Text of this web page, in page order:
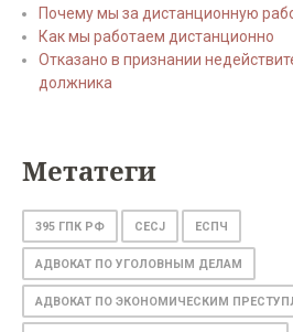
Почему мы за дистанционную
Как мы работаем дистанционно
Отказано в признании
должника
Метатеги
395 ГПК РФ CECJ ЕСПЧ
АДВОКАТ ПО УГОЛОВНЫМ ДЕЛАМ
АДВОКАТ ПО ЭКОНОМИЧЕСКИМ